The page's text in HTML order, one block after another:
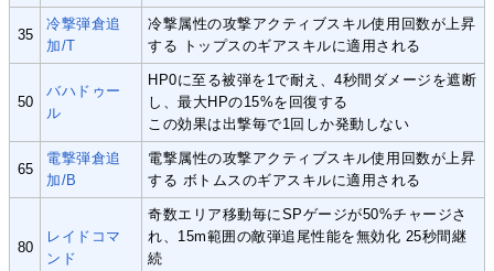
35
冷撃弾倉追
加/T
冷撃属性の攻撃アクティブスキル使用回数が上昇
する トップスのギアスキルに適用される
50
バハドゥー
ル
HP0に至る被弾を1で耐え、4秒間ダメージを遮断
し、最大HPの15%を回復する
この効果は出撃毎で1回しか発動しない
65
電撃弾倉追
加/B
電撃属性の攻撃アクティブスキル使用回数が上昇
する ボトムスのギアスキルに適用される
80
レイドコマ
ンド
奇数エリア移動毎にSPゲージが50%チャージさ
れ、15m範囲の敵弾追尾性能を無効化 25秒間継
続